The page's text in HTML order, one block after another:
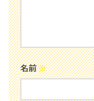
名前※